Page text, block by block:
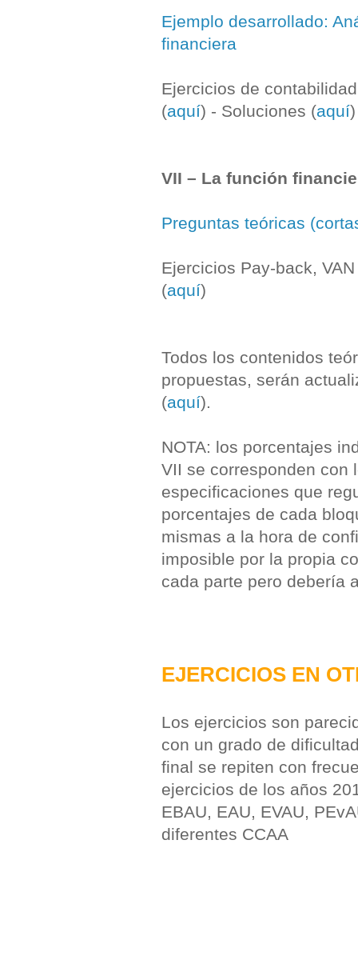
Ejemplo desarrollado:
financiera
Ejercicios de
(aquí) - Soluciones (aquí)
VII – La función
Preguntas teóricas
Ejercicios Pay-back,
(aquí)
Todos los contenidos
propuestas, serán
(aquí).
NOTA: los porcentajes
VII se corresponden con
especificaciones que
porcentajes de cada
mismas a la hora de
imposible por la propia
cada parte pero debería
EJERCICIOS EN
Los ejercicios son
con un grado de
final se repiten con
ejercicios de los años
EBAU, EAU, EVAU,
diferentes CCAA